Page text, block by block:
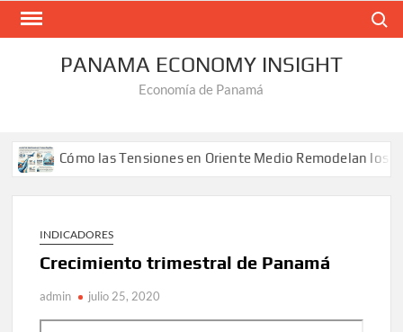
Saltar
PANAMA ECONOMY INSIGHT
Economía de Panamá
Cómo las Tensiones en Oriente Medio Remodelan los
INDICADORES
Crecimiento trimestral de Panamá
admin julio 25, 2020